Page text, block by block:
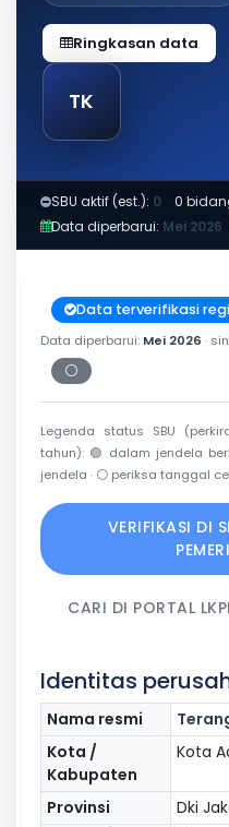
Ringkasan data
TK
SBU aktif (est.): 0 · 0
Data diperbarui: Mei 2026
Data terverifikasi
Data diperbarui: Mei 2026 ·
⚪
Periksa tanggal cetak
Legenda status SBU
tahun): 🟢 dalam jendela
jendela · ⚪ periksa tanggal
VERIFIKASI DI
CARI DI PORTAL
Identitas
Nama resmi
Kota /
Kabupaten
Kota
Provinsi
Dki